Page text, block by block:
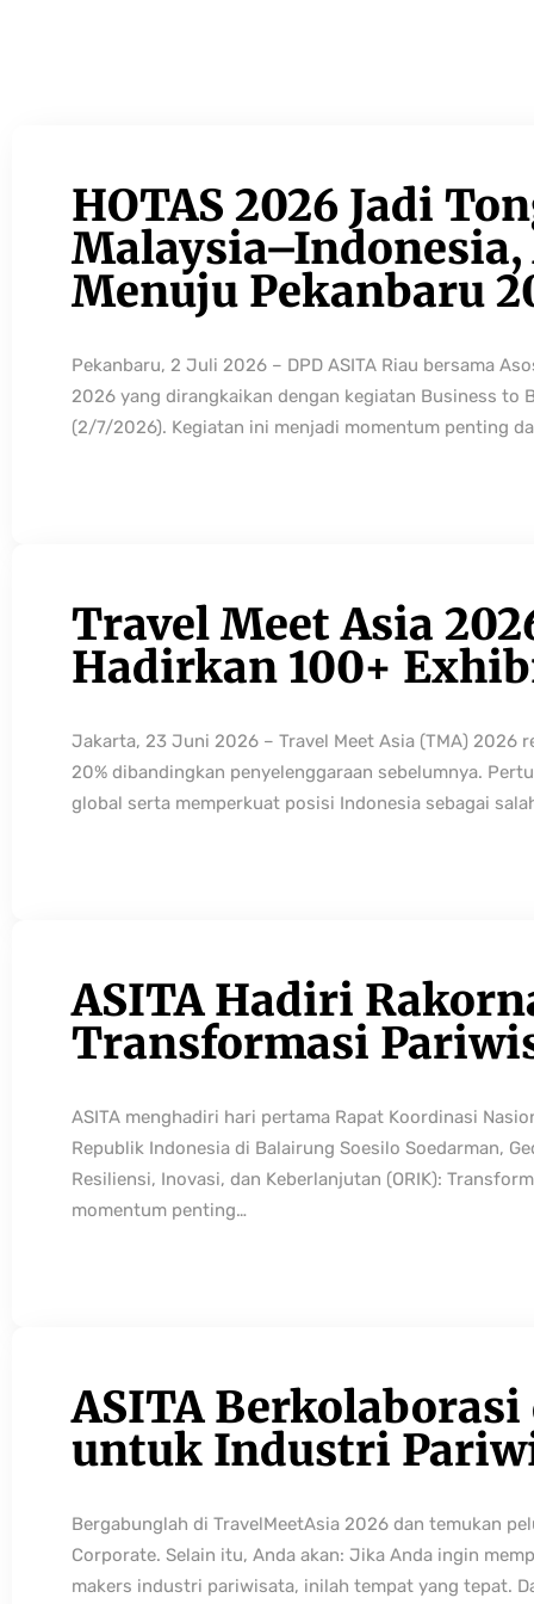
HOTAS 2026 Jadi
Menuju Pekanbaru
Pekanbaru, 2 Juli 2026 – DPD ASITA Riau bersama
2026 yang dirangkaikan dengan kegiatan Business to
(2/7/2026). Kegiatan ini menjadi momentum penting
Travel Meet Asia
Hadirkan 100+
Jakarta, 23 Juni 2026 – Travel Meet Asia (TMA) 2026
20% dibandingkan penyelenggaraan sebelumnya.
global serta memperkuat posisi Indonesia sebagai
ASITA Hadiri
Transformasi
ASITA menghadiri hari pertama Rapat Koordinasi
Republik Indonesia di Balairung Soesilo Soedarman,
Resiliensi, Inovasi, dan Keberlanjutan (ORIK):
momentum penting…
ASITA
untuk Industri
Bergabunglah di TravelMeetAsia 2026 dan temukan
Corporate. Selain itu, Anda akan: Jika Anda ingin
makers industri pariwisata, inilah tempat yang tepat.